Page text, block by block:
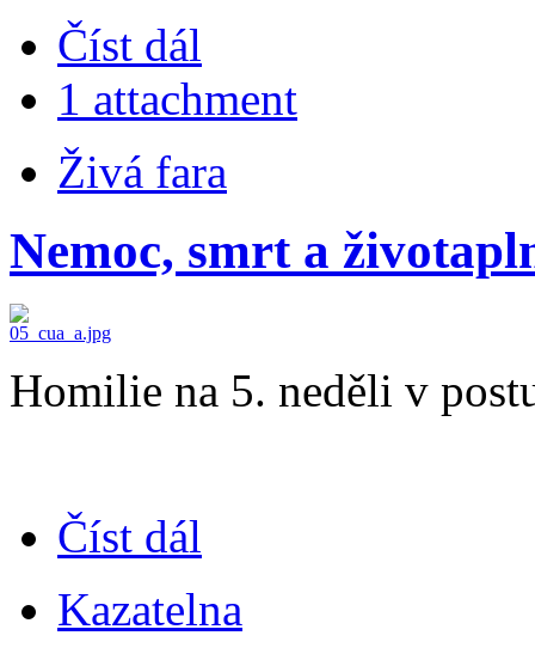
Číst dál
1 attachment
Živá fara
Nemoc, smrt a
Homilie na 5. neděli v
Číst dál
Kazatelna